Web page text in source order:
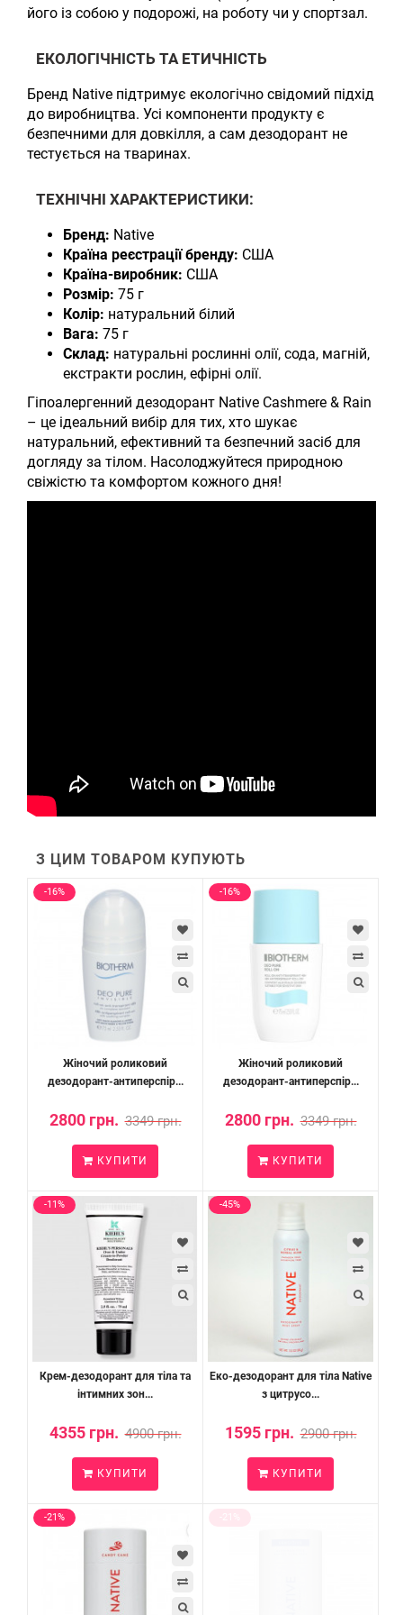
його із собою у подорожі, на роботу чи у спортзал.
ЕКОЛОГІЧНІСТЬ ТА ЕТИЧНІСТЬ
Бренд Native підтримує екологічно свідомий підхід
до виробництва. Усі компоненти продукту є
безпечними для довкілля, а сам дезодорант не
тестується на тваринах.
ТЕХНІЧНІ ХАРАКТЕРИСТИКИ:
Бренд: Native
Країна реєстрації бренду: США
Країна-виробник: США
Розмір: 75 г
Колір: натуральний білий
Вага: 75 г
Склад: натуральні рослинні олії, сода, магній,
екстракти рослин, ефірні олії.
Гіпоалергенний дезодорант Native Cashmere & Rain
– це ідеальний вибір для тих, хто шукає
натуральний, ефективний та безпечний засіб для
догляду за тілом. Насолоджуйтеся природною
свіжістю та комфортом кожного дня!
З ЦИМ ТОВАРОМ КУПУЮТЬ
-16%
Жіночий роликовий
дезодорант-антиперспір...
2800 грн. 3349 грн.
КУПИТИ
-16%
Жіночий роликовий
дезодорант-антиперспір...
2800 грн. 3349 грн.
КУПИТИ
-11%
Крем-дезодорант для тіла та
інтимних зон...
4355 грн. 4900 грн.
КУПИТИ
-45%
Еко-дезодорант для тіла Native
з цитрусо...
1595 грн. 2900 грн.
КУПИТИ
-21%